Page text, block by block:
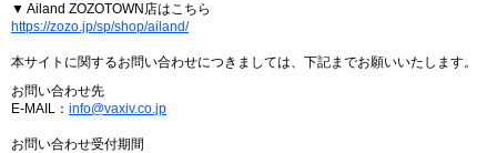
▼ Ailand ZOZOTOWN店はこちら
https://zozo.jp/sp/shop/ailand/
本サイトに関するお問い合わせにつきましては、下記までお願いいたします。
お問い合わせ先
E-MAIL： info@vaxiv.co.jp
お問い合わせ受付期間